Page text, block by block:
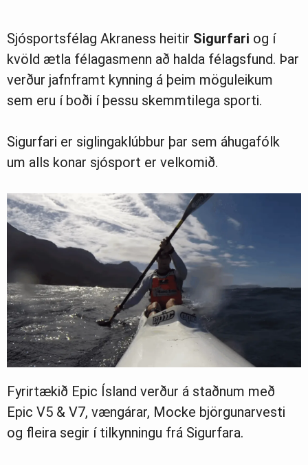
Greinasafn
Sjósportsfélag Akraness heitir Sigurfari og í
kvöld ætla félagasmenn að halda félagsfund. Þar
verður jafnframt kynning á þeim möguleikum
sem eru í boði í þessu skemmtilega sporti.
Sigurfari er siglingaklúbbur þar sem áhugafólk
um alls konar sjósport er velkomið.
Fyrirtækið Epic Ísland verður á staðnum með
Epic V5 & V7, vængárar, Mocke björgunarvesti
og fleira segir í tilkynningu frá Sigurfara.